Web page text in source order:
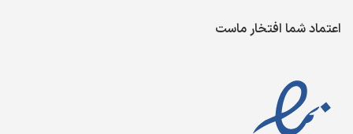
اعتماد شما افتخار ماست